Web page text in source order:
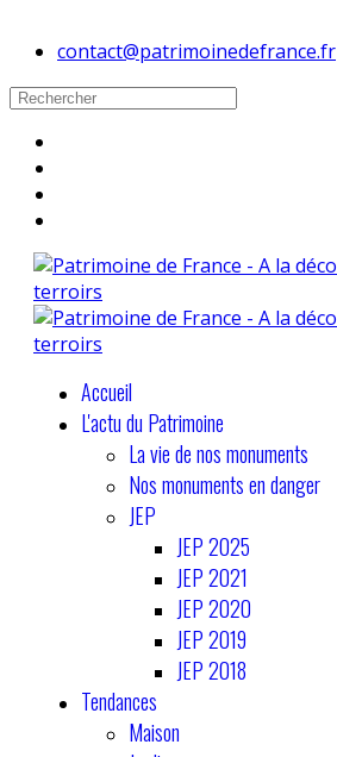
contact@patrimoinedefrance.fr
Accueil
L'actu du Patrimoine
La vie de nos monuments
Nos monuments en danger
JEP
JEP 2025
JEP 2021
JEP 2020
JEP 2019
JEP 2018
Tendances
Maison